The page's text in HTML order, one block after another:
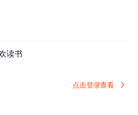
读书
点击登录查看